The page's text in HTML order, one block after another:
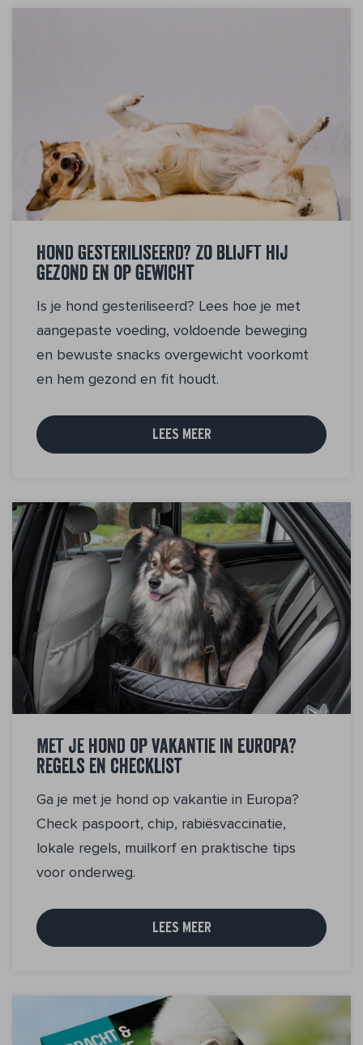
Hond gesteriliseerd? Zo blijft hij
gezond en op gewicht
Is je hond gesteriliseerd? Lees hoe je met
aangepaste voeding, voldoende beweging
en bewuste snacks overgewicht voorkomt
en hem gezond en fit houdt.
LEES MEER
Met je hond op vakantie in Europa?
Regels en checklist
Ga je met je hond op vakantie in Europa?
Check paspoort, chip, rabiësvaccinatie,
lokale regels, muilkorf en praktische tips
voor onderweg.
LEES MEER